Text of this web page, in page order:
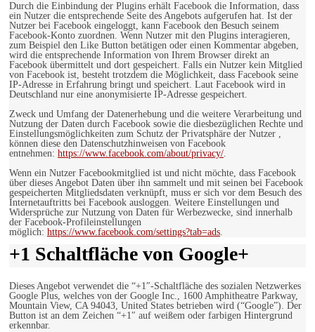
Durch die Einbindung der Plugins erhält Facebook die Information, dass
ein Nutzer die entsprechende Seite des Angebots aufgerufen hat. Ist der
Nutzer bei Facebook eingeloggt, kann Facebook den Besuch seinem
Facebook-Konto zuordnen. Wenn Nutzer mit den Plugins interagieren,
zum Beispiel den Like Button betätigen oder einen Kommentar abgeben,
wird die entsprechende Information von Ihrem Browser direkt an
Facebook übermittelt und dort gespeichert. Falls ein Nutzer kein Mitglied
von Facebook ist, besteht trotzdem die Möglichkeit, dass Facebook seine
IP-Adresse in Erfahrung bringt und speichert. Laut Facebook wird in
Deutschland nur eine anonymisierte IP-Adresse gespeichert.
Zweck und Umfang der Datenerhebung und die weitere Verarbeitung und
Nutzung der Daten durch Facebook sowie die diesbezüglichen Rechte und
Einstellungsmöglichkeiten zum Schutz der Privatsphäre der Nutzer ,
können diese den Datenschutzhinweisen von Facebook
entnehmen: https://www.facebook.com/about/privacy/.
Wenn ein Nutzer Facebookmitglied ist und nicht möchte, dass Facebook
über dieses Angebot Daten über ihn sammelt und mit seinen bei Facebook
gespeicherten Mitgliedsdaten verknüpft, muss er sich vor dem Besuch des
Internetauftritts bei Facebook ausloggen. Weitere Einstellungen und
Widersprüche zur Nutzung von Daten für Werbezwecke, sind innerhalb
der Facebook-Profileinstellungen
möglich: https://www.facebook.com/settings?tab=ads.
+1 Schaltfläche von Google+
Dieses Angebot verwendet die “+1″-Schaltfläche des sozialen Netzwerkes
Google Plus, welches von der Google Inc., 1600 Amphitheatre Parkway,
Mountain View, CA 94043, United States betrieben wird (“Google”). Der
Button ist an dem Zeichen “+1″ auf weißem oder farbigen Hintergrund
erkennbar.